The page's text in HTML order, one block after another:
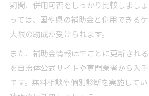
期間、併用可否をしっかり比較しまし
っては、国や県の補助金と併用できる
大限の助成が受けられます。
また、補助金情報は年ごとに更新され
を自治体公式サイトや専門業者から入
です。無料相談や個別診断を実施してい